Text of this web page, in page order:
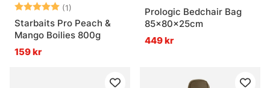
Betyg: (1)
5.0 utav 5 stjärnor
Starbaits Pro Peach &
Mango Boilies 800g
159 kr
Prologic Bedchair Bag
85x80x25cm
449 kr